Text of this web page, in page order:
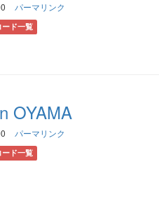
パーマリンク
ード一覧
OYAMA
パーマリンク
ード一覧